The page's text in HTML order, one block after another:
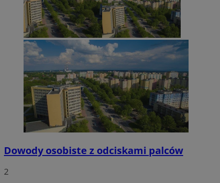
Dowody osobiste z odciskami palców
2